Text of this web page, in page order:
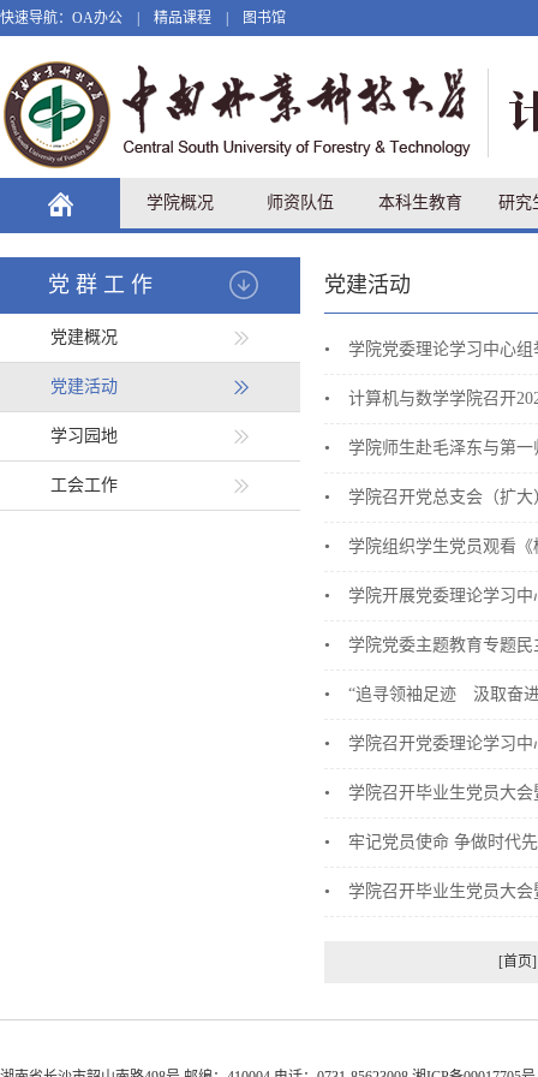
快速导航： OA办公 精品课程 图书馆
学院概况 师资队伍 本科生教育 研究
党群工作
党建概况
党建活动
学习园地
工会工作
党建活动
• 学院党委理论学习中心组
• 计算机与数学学院召开
• 学院师生赴毛泽东与第
• 学院召开党总支会（扩
• 学院组织学生党员观看
• 学院开展党委理论学习
• 学院党委主题教育专题民
• “追寻领袖足迹 汲取奋
• 学院召开党委理论学习
• 学院召开毕业生党员大
• 牢记党员使命 争做时代
• 学院召开毕业生党员大
[首页]